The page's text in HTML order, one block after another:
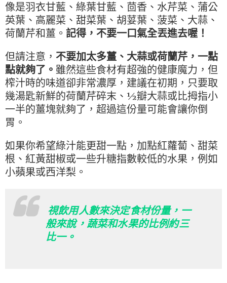
像是羽衣甘藍、綠葉甘藍、茴香、水芹菜、蒲公
英葉、高麗菜、甜菜葉、胡荽葉、菠菜、大蒜、
荷蘭芹和薑。 記得，不要一口氣全丟進去喔！
但請注意， 不要加太多薑、大蒜或荷蘭芹，一點
點就夠了。 雖然這些食材有超強的健康魔力，但
榨汁時的味道卻非常濃厚，建議在初期，只要取
幾湯匙新鮮的荷蘭芹碎末、½瓣大蒜或比拇指小
一半的薑塊就夠了，超過這份量可能會讓你倒
胃。
如果你希望綠汁能更甜一點，加點紅蘿蔔、甜菜
根、紅黃甜椒或一些升糖指數較低的水果，例如
小蘋果或西洋梨。
視飲用人數來決定食材份量，一
般來說，蔬菜和水果的比例約三
比一。